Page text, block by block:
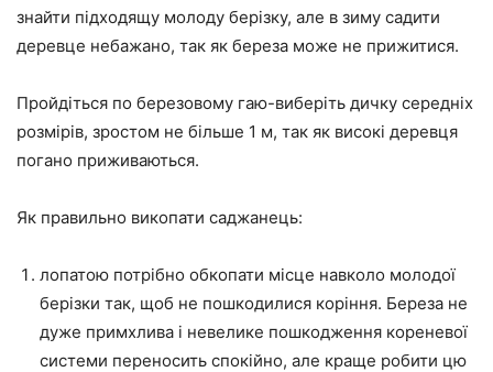
знайти підходящу молоду берізку, але в зиму садити
деревце небажано, так як береза може не прижитися.
Пройдіться по березовому гаю-виберіть дичку середніх
розмірів, зростом не більше 1 м, так як високі деревця
погано приживаються.
Як правильно викопати саджанець:
лопатою потрібно обкопати місце навколо молодої
берізки так, щоб не пошкодилися коріння. Береза не
дуже примхлива і невелике пошкодження кореневої
системи переносить спокійно, але краще робити цю